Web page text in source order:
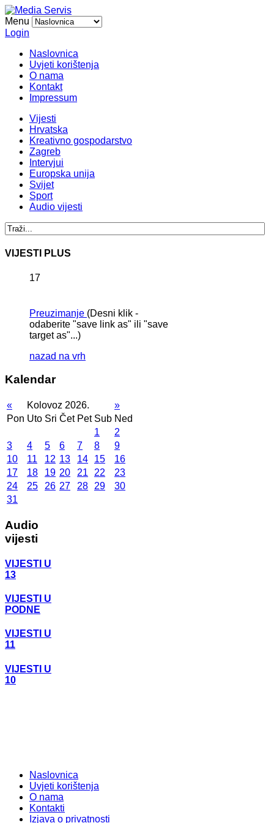
Menu
Login
Naslovnica
Uvjeti korištenja
O nama
Kontakt
Impressum
Vijesti
Hrvatska
Kreativno gospodarstvo
Zagreb
Intervjui
Europska unija
Svijet
Sport
Audio vijesti
VIJESTI PLUS
17
Preuzimanje (Desni klik -
odaberite "save link as" ili "save
target as"...)
nazad na vrh
Kalendar
« Kolovoz 2026.
»
Pon Uto Sri Čet Pet Sub Ned
1
2
3
4 5 6 7 8
9
10
11 12 13 14 15
16
17
18 19 20 21 22
23
24
25 26 27 28 29
30
31
Audio
vijesti
VIJESTI U
13
VIJESTI U
PODNE
VIJESTI U
11
VIJESTI U
10
Naslovnica
Uvjeti korištenja
O nama
Kontakti
Izjava o privatnosti